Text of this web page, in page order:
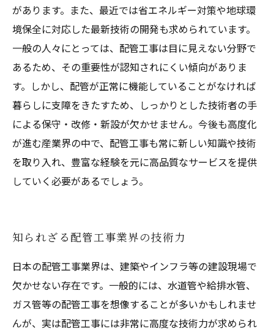
があります。また、最近では省エネルギー対策や地球環
境保全に対応した最新技術の開発も求められています。
一般の人々にとっては、配管工事は目に見えない分野で
あるため、その重要性が認知されにくい傾向がありま
す。しかし、配管が正常に機能していることがなければ
暮らしに支障をきたすため、しっかりとした技術者の手
による保守・改修・新設が欠かせません。今後も高度化
が進む産業界の中で、配管工事も常に新しい知識や技術
を取り入れ、豊富な経験を元に高品質なサービスを提供
していく必要があるでしょう。
知られざる配管工事業界の技術力
日本の配管工事業界は、建築やインフラ等の建設現場で
欠かせない存在です。一般的には、水道管や給排水管、
ガス管等の配管工事を想像することが多いかもしれませ
んが、実は配管工事には非常に高度な技術力が求められ